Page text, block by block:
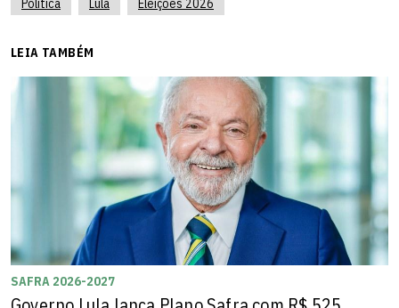
Política Lula Eleições 2026
LEIA TAMBÉM
SAFRA 2026-2027